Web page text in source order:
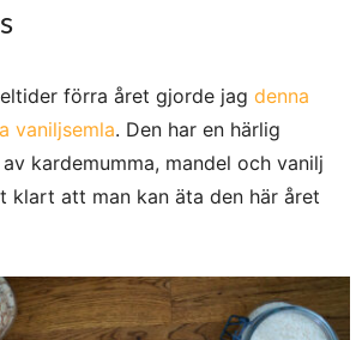
förra året gjorde jag denna
vaniljsemla. Den har en härlig
kardemumma, mandel och vanilj
klart att man kan äta den här året